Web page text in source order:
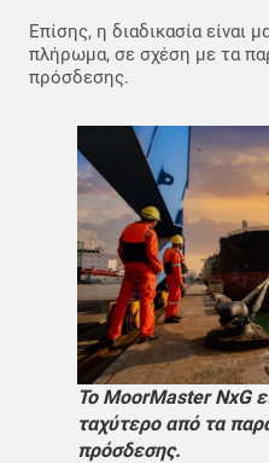
Επίσης, η διαδικασία είναι
πλήρωμα, σε σχέση με τα
πρόσδεσης.
Το MoorMaster NxG
ταχύτερο από τα
πρόσδεσης.